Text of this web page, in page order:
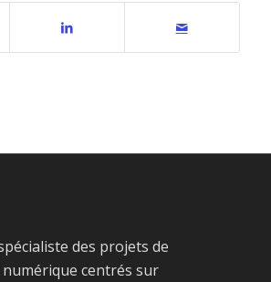
des projets de
centrés sur